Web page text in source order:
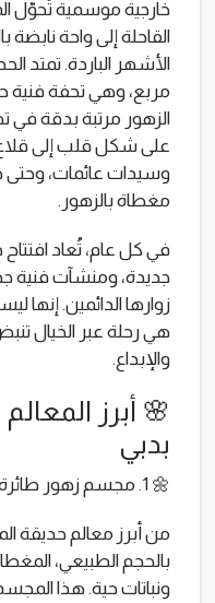
خارجية موسمية تُحوّل
القاحلة إلى واحة نابضة
الزهور مرتبة بدقة
على شكل قلب إلى قلاع
مغطاة بالزهور.
في كل عام، تُعاد
جديدة، ومنشآت فنية
زوارها الدائمين.
هي رحلة عبر الخيال
والإبداع.
🌸 أبرز
بدبي
🌼 1. مجسم زهور طائرة الإمارات A380
ونباتات حية. هذا